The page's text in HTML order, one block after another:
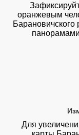
оранжевым
Барановичского
Для